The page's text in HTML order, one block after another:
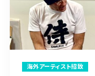
海外アーティスト招致